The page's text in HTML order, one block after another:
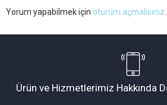
Yorum yapabilmek için oturum açmalısınız.
Ürün ve Hizmetlerimiz Hakkında